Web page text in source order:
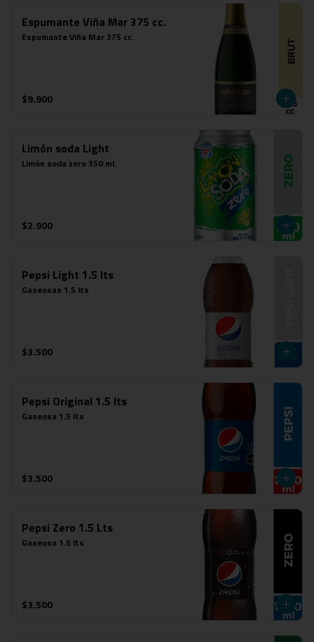
Espumante Viña Mar 375 cc.
Espumante Viña Mar 375 cc.
$9.900
Limón soda Light
Limón soda zero 350 ml.
$2.900
Pepsi Light 1.5 lts
Gaseosas 1.5 lts
$3.500
Pepsi Original 1.5 lts
Gaseosa 1.5 lts
$3.500
Pepsi Zero 1.5 Lts
Gaseosa 1.5 lts
$3.500